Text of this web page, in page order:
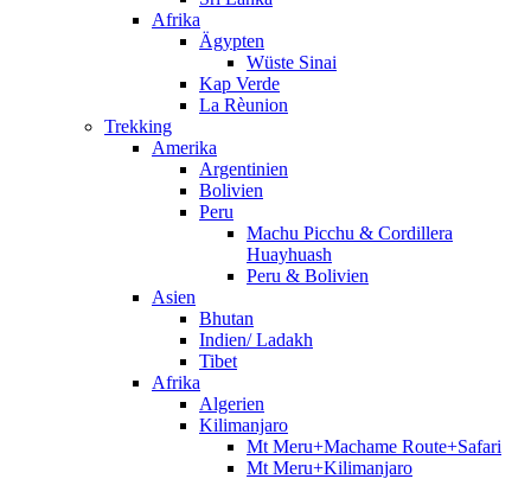
Afrika
Ägypten
Wüste Sinai
Kap Verde
La Rèunion
Trekking
Amerika
Argentinien
Bolivien
Peru
Machu Picchu & Cordillera
Huayhuash
Peru & Bolivien
Asien
Bhutan
Indien/ Ladakh
Tibet
Afrika
Algerien
Kilimanjaro
Mt Meru+Machame Route+Safari
Mt Meru+Kilimanjaro